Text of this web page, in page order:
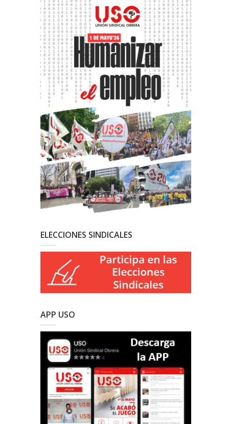
ELECCIONES SINDICALES
APP USO